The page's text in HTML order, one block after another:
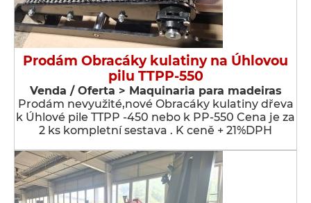
Prodám Obracáky kulatiny na Úhlovou
pilu TTPP-550
Venda / Oferta > Maquinaria para madeiras
Prodám nevyužité,nové Obracáky kulatiny dřeva
k Úhlové pile TTPP -450 nebo k PP-550 Cena je za
2 ks kompletní sestava . K ceně + 21%DPH